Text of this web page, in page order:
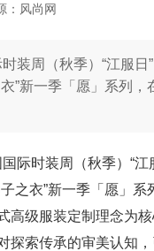
：风尚网
装周（秋季）“江服
”新一季「愿」系列
际时装周（秋季）“
之衣”新一季「愿」
高级服装定制理念为
探索传承的审美认知